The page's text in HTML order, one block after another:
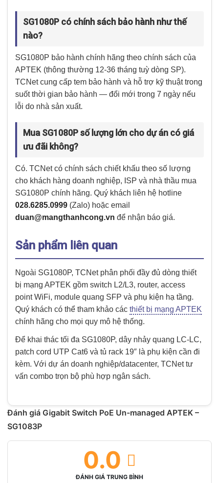
SG1080P có chính sách bảo hành như thế
nào?
SG1080P bảo hành chính hãng theo chính sách của
APTEK (thông thường 12-36 tháng tuỳ dòng SP).
TCNet cung cấp tem bảo hành và hỗ trợ kỹ thuật trong
suốt thời gian bảo hành — đổi mới trong 7 ngày nếu
lỗi do nhà sản xuất.
Mua SG1080P số lượng lớn cho dự án có giá
ưu đãi không?
Có. TCNet có chính sách chiết khấu theo số lượng
cho khách hàng doanh nghiệp, ISP và nhà thầu mua
SG1080P chính hãng. Quý khách liên hệ hotline
028.6285.0999 (Zalo) hoặc email
duan@mangthanhcong.vn để nhận báo giá.
Sản phẩm liên quan
Ngoài SG1080P, TCNet phân phối đầy đủ dòng thiết
bị mạng APTEK gồm switch L2/L3, router, access
point WiFi, module quang SFP và phụ kiện hạ tầng.
Quý khách có thể tham khảo các thiết bị mạng APTEK
chính hãng cho mọi quy mô hệ thống.
Để khai thác tối đa SG1080P, dây nhảy quang LC-LC,
patch cord UTP Cat6 và tủ rack 19″ là phụ kiện cần đi
kèm. Với dự án doanh nghiệp/datacenter, TCNet tư
vấn combo trọn bộ phù hợp ngân sách.
Đánh giá Gigabit Switch PoE Un-managed APTEK –
SG1083P
0.0
ĐÁNH GIÁ TRUNG BÌNH